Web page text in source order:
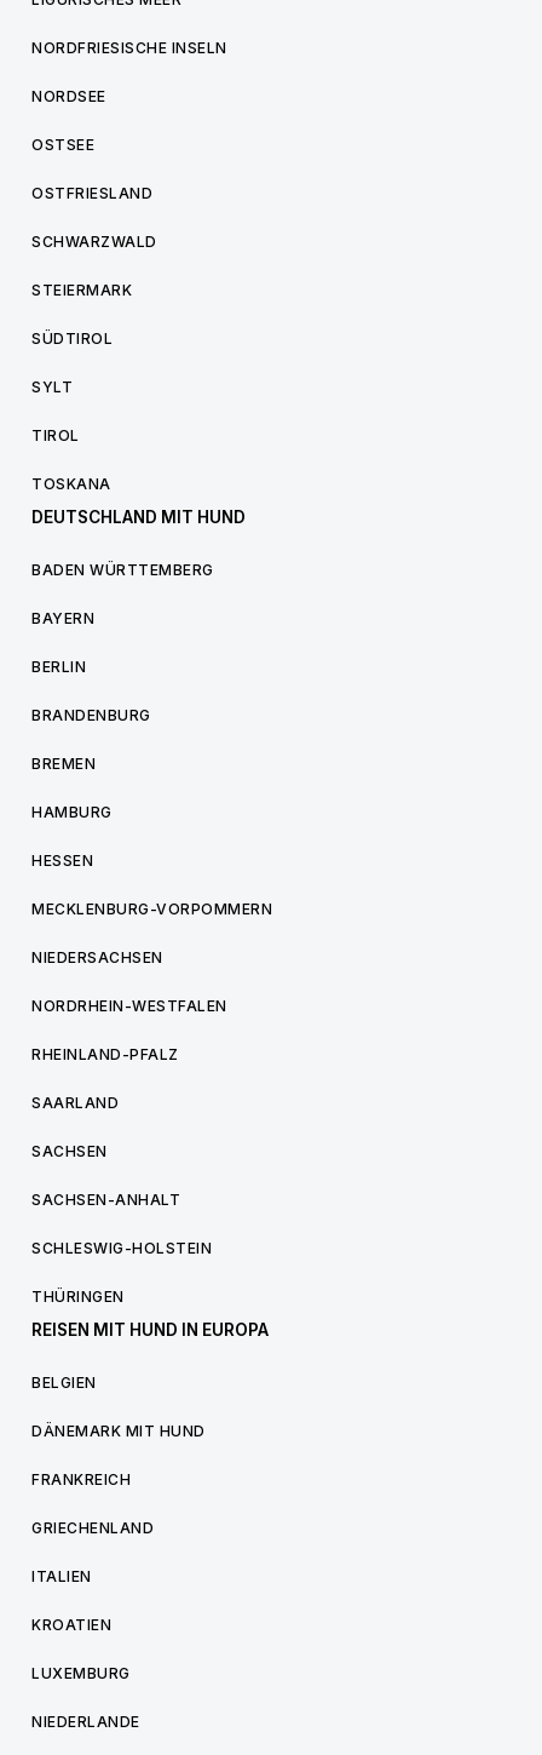
NORDFRIESISCHE INSELN
NORDSEE
OSTSEE
OSTFRIESLAND
SCHWARZWALD
STEIERMARK
SÜDTIROL
SYLT
TIROL
TOSKANA
DEUTSCHLAND MIT HUND
BADEN WÜRTTEMBERG
BAYERN
BERLIN
BRANDENBURG
BREMEN
HAMBURG
HESSEN
MECKLENBURG-VORPOMMERN
NIEDERSACHSEN
NORDRHEIN-WESTFALEN
RHEINLAND-PFALZ
SAARLAND
SACHSEN
SACHSEN-ANHALT
SCHLESWIG-HOLSTEIN
THÜRINGEN
REISEN MIT HUND IN EUROPA
BELGIEN
DÄNEMARK MIT HUND
FRANKREICH
GRIECHENLAND
ITALIEN
KROATIEN
LUXEMBURG
NIEDERLANDE